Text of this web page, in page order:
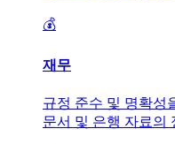
💰
재무
규정 준수 및 명확성
문서 및 은행 자료의